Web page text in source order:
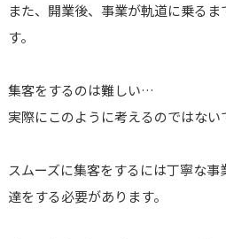
また、開業後、事業が軌道に乗る
す。
集客をするのは難しい…
実際にこのように考えるのではない
スムーズに集客をするには丁寧な
達をする必要があります。